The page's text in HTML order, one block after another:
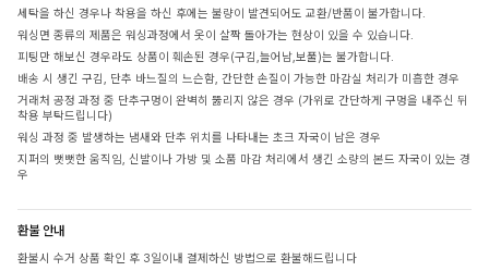
세탁을 하신 경우나 착용을 하신 후에는 불량이 발견되어도 교환/반품이 불가합니다.
워싱면 종류의 제품은 워싱과정에서 옷이 살짝 돌아가는 현상이 있을 수 있습니다.
피팅만 해보신 경우라도 상품이 훼손된 경우(구김,늘어남,보풀)는 불가합니다.
배송 시 생긴 구김, 단추 바느질의 느슨함, 간단한 손질이 가능한 마감실 처리가 미흡한 경우
거래처 공정 과정 중 단추구멍이 완벽히 뚫리지 않은 경우 (가위로 간단하게 구멍을 내주신 뒤
착용 부탁드립니다)
워싱 과정 중 발생하는 냄새와 단추 위치를 나타내는 초크 자국이 남은 경우
지퍼의 뻣뻣한 움직임, 신발이나 가방 및 소품 마감 처리에서 생긴 소량의 본드 자국이 있는 경
우
환불 안내
환불시 수거 상품 확인 후 3일이내 결제하신 방법으로 환불해드립니다